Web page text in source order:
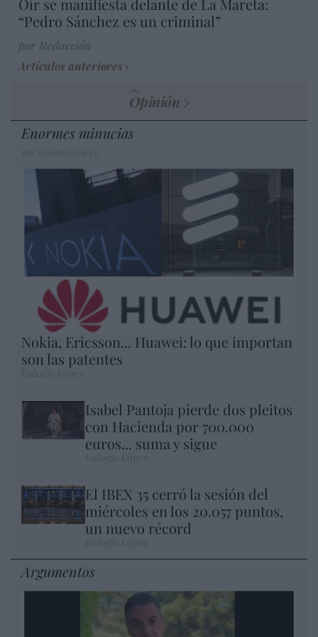
“Pedro Sánchez es un criminal”
Artículos anteriores
Opinión
Enormes minucias
Nokia, Ericsson... Huawei: lo que importan
son las patentes
Isabel Pantoja pierde dos pleitos
con Hacienda por 700.000
euros... suma y sigue
El IBEX 35 cerró la sesión del
miércoles en los 20.057 puntos,
un nuevo récord
Argumentos